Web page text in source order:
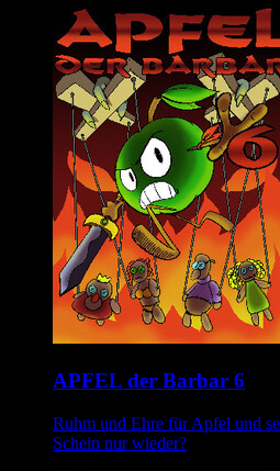
APFEL der Barbar 6
Ruhm und Ehre für Apfel und
Schein nur wieder?